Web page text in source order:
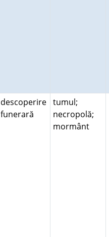
descoperire
funerară
tumul;
necropolă;
mormânt